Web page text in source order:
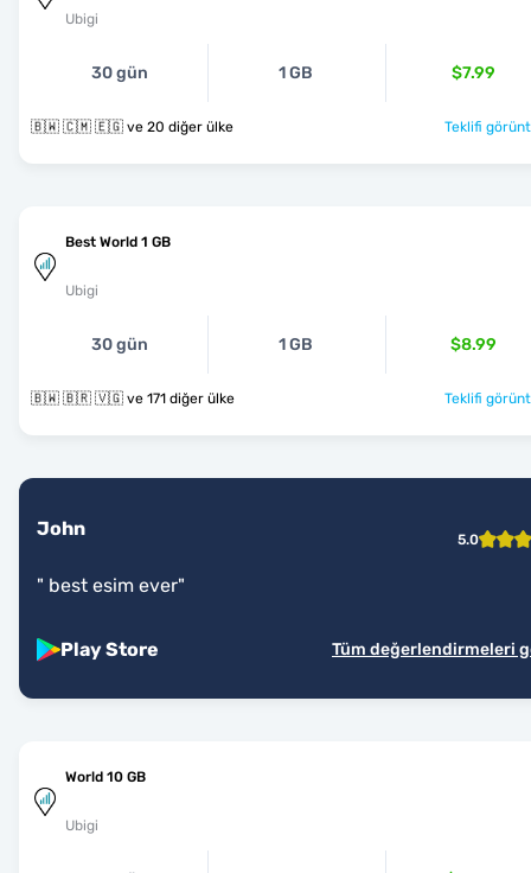
Ubigi
30 gün 1 GB $7.99
🇧🇼 🇨🇲 🇪🇬 ve 20 diğer ülke Teklifi
Best World 1 GB
Ubigi
30 gün 1 GB $8.99
🇧🇼 🇧🇷 🇻🇬 ve 171 diğer ülke Teklifi
John 5.0
" best esim ever"
Play Store Tüm değerlendirmeleri
World 10 GB
Ubigi